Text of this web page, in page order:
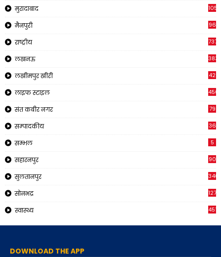
मुरादाबाद 1057
मैनपुरी 96
राष्ट्रीय 7376
लखनऊ
लखीमपुर खीरी 42
लाइफ स्टाइल 456
संत कबीर नगर 79
सम्पादकीय 36
सम्भल 5
सहारनपुर 90
सुलतानपुर 340
सोनभद्र 1271
स्वास्थ्य 451
DOWNLOAD THE APP